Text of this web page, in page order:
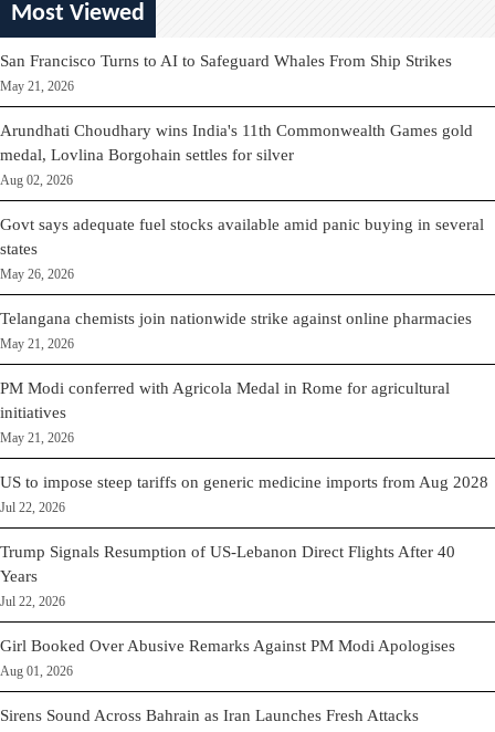
Most Viewed
San Francisco Turns to AI to Safeguard Whales From Ship Strikes
May 21, 2026
Arundhati Choudhary wins India's 11th Commonwealth Games gold
medal, Lovlina Borgohain settles for silver
Aug 02, 2026
Govt says adequate fuel stocks available amid panic buying in several
states
May 26, 2026
Telangana chemists join nationwide strike against online pharmacies
May 21, 2026
PM Modi conferred with Agricola Medal in Rome for agricultural
initiatives
May 21, 2026
US to impose steep tariffs on generic medicine imports from Aug 2028
Jul 22, 2026
Trump Signals Resumption of US-Lebanon Direct Flights After 40
Years
Jul 22, 2026
Girl Booked Over Abusive Remarks Against PM Modi Apologises
Aug 01, 2026
Sirens Sound Across Bahrain as Iran Launches Fresh Attacks